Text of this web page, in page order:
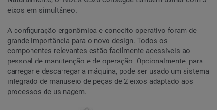
eixos em simultâneo.
A configuração ergonômica e conceito operativo foram de
grande importância para o novo design. Todos os
componentes relevantes estão facilmente acessíveis ao
pessoal de manutenção e de operação. Opcionalmente, para
carregar e descarregar a máquina, pode ser usado um sistema
integrado de manuseio de peças de 2 eixos adaptado aos
processos de usinagem.